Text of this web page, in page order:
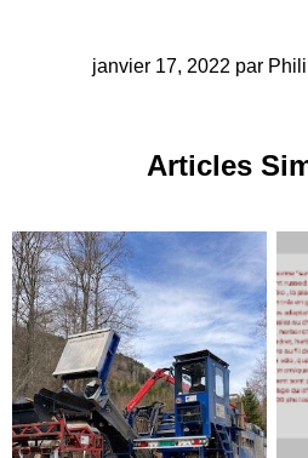
janvier 17, 2022 par
Articles